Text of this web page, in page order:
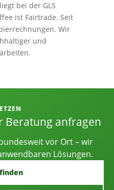
bei der GLS
ist Fairtrade. Seit
Wir
und
und
Beratung anfragen
vor Ort – wir
Lösungen.